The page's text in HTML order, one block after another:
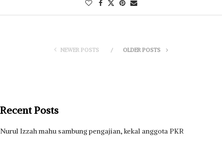
NEWER POSTS OLDER POSTS
Recent Posts
Nurul Izzah mahu sambung pengajian, kekal anggota PKR